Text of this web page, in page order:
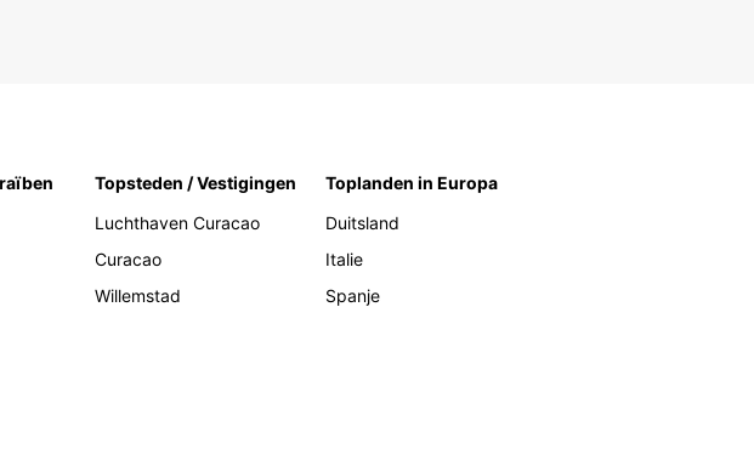
Topsteden / Vestigingen
Luchthaven Curacao
Curacao
Willemstad
Toplanden in Europa
Duitsland
Italie
Spanje